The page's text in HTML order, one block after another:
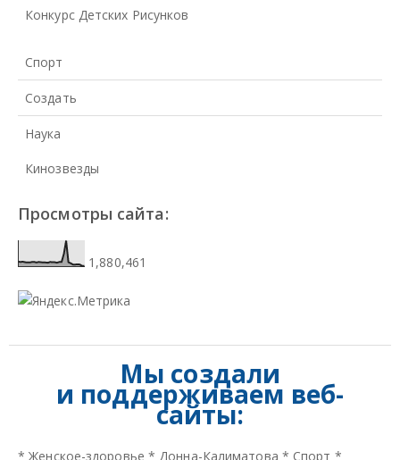
Конкурс Детских Рисунков
Спорт
Создать
Наука
Кинозвезды
Просмотры сайта:
1,880,461
Мы создали
и поддерживаем веб-
сайты:
*Женское-здоровье * Донна-Калиматова * Спорт *